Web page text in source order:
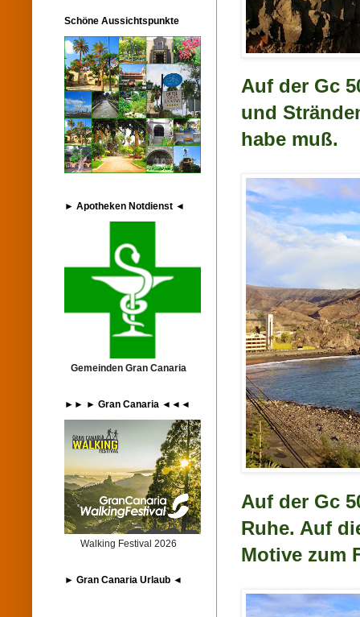
Auf der Gc
und
habe muß.
Auf der Gc
Ruhe. Auf
Motive zum
Schöne Aussichtspunkte
► Apotheken Notdienst ◄
Gemeinden Gran Canaria
►► ► Gran Canaria ◄◄◄
Walking Festival 2026
► Gran Canaria Urlaub ◄